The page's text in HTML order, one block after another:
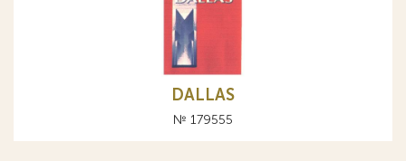
DALLAS
№ 179555